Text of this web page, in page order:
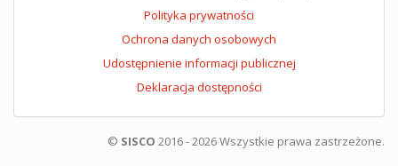
Polityka prywatności
Ochrona danych osobowych
Udostępnienie informacji publicznej
Deklaracja dostępności
© SISCO 2016 - 2026 Wszystkie prawa zastrzeżone.